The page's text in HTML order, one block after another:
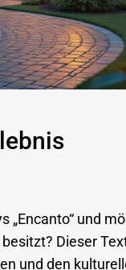
„Encanto“ und
Dieser
und den